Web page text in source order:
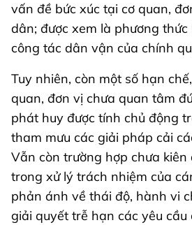
vấn đề bức xúc tại cơ quan,
dân; được xem là phương
công tác dân vận của chính
Tuy nhiên, còn một số hạn
quan, đơn vị chưa quan tâm
phát huy được tính chủ động
tham mưu các giải pháp cải
Vẫn còn trường hợp chưa kiên
trong xử lý trách nhiệm của
phản ánh về thái độ, hành vi
giải quyết trễ hạn các yêu cầu